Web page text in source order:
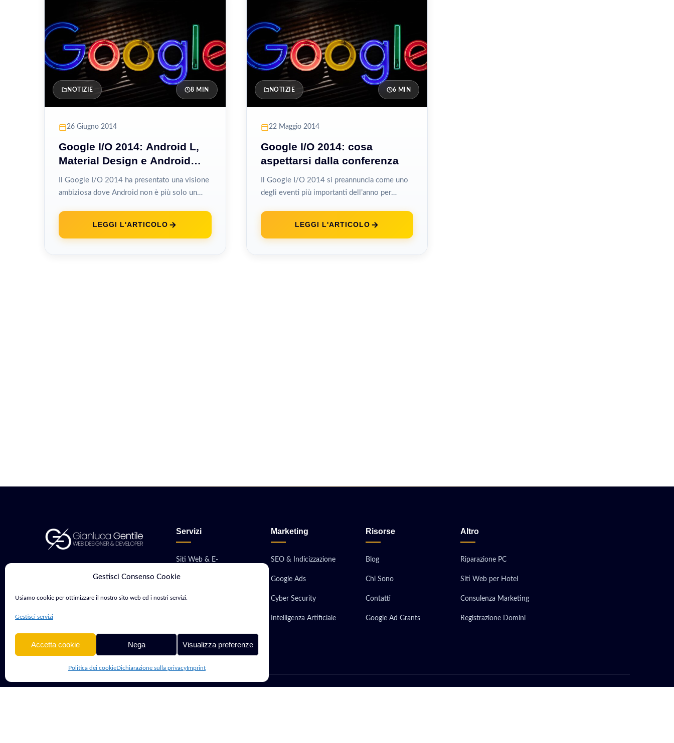
Gestisci Consenso Cookie
Usiamo cookie per ottimizzare il nostro sito web ed i nostri servizi.
Gestisci servizi
Accetta cookie Nega Visualizza preferenze
Politica dei cookieDichiarazione sulla privacyImprint
NOTIZIE 8 MIN
26 Giugno 2014
Google I/O 2014: Android L,
Material Design e Android
Wear
Il Google I/O 2014 ha presentato una visione
ambiziosa dove Android non è più solo un
LEGGI L'ARTICOLO
NOTIZIE 6 MIN
22 Maggio 2014
Google I/O 2014: cosa
aspettarsi dalla conferenza
Il Google I/O 2014 si preannuncia come uno
degli eventi più importanti dell’anno per
LEGGI L'ARTICOLO
Sviluppatore con oltre 15 anni di
mondo digitale.
Servizi
Siti Web & E-
Marketing
SEO & Indicizzazione
Google Ads
Cyber Security
Intelligenza Artificiale
Risorse
Blog
Chi Sono
Contatti
Google Ad Grants
Altro
Riparazione PC
Siti Web per Hotel
Consulenza Marketing
Registrazione Domini